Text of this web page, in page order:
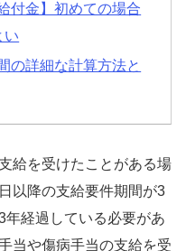
付金】初めての場合
い
の詳細な計算方法と
給を受けたことがある場
以降の支給要件期間が3
経過している必要があ
当や傷病手当の支給を受